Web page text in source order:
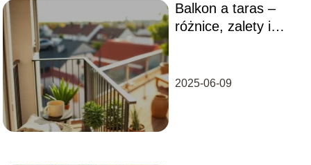
"instagramowy", ale przede wszystkim trwały,
bezpieczny i zgodny z przepisami wspólnot
mieszkaniowych.
Balkon a taras –
różnice, zalety i
2025-06-09